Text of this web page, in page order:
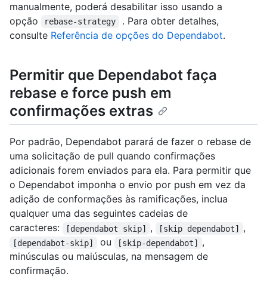
manualmente, poderá desabilitar isso usando a
opção
rebase-strategy
. Para obter detalhes,
consulte Referência de opções do Dependabot.
Permitir que Dependabot faça
rebase e force push em
confirmações extras
Por padrão, Dependabot parará de fazer o rebase de
uma solicitação de pull quando confirmações
adicionais forem enviados para ela. Para permitir que
o Dependabot imponha o envio por push em vez da
adição de conformações às ramificações, inclua
qualquer uma das seguintes cadeias de
caracteres:
[dependabot skip] , [skip dependabot] ,
[dependabot-skip] ou [skip-dependabot] ,
minúsculas ou maiúsculas, na mensagem de
confirmação.